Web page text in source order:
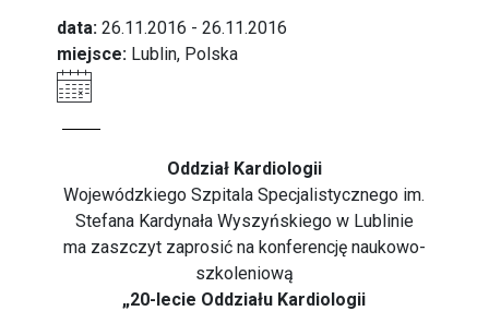
data: 26.11.2016 - 26.11.2016
miejsce: Lublin, Polska
Oddział Kardiologii
Wojewódzkiego Szpitala Specjalistycznego im.
Stefana Kardynała Wyszyńskiego w Lublinie
ma zaszczyt zaprosić na konferencję naukowo-
szkoleniową
„20-lecie Oddziału Kardiologii